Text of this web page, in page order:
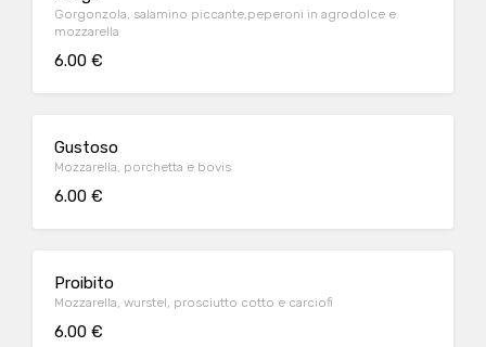
Gorgonzola, salamino piccante,peperoni in agrodolce e
mozzarella
6.00 €
Gustoso
Mozzarella, porchetta e bovis
6.00 €
Proibito
Mozzarella, wurstel, prosciutto cotto e carciofi
6.00 €